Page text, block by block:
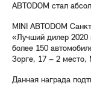
АВТОDOM стал
MINI АВТОDOM
«Лучший дилер 2020
более 150
Зорге, 17 – 2
Данная награда